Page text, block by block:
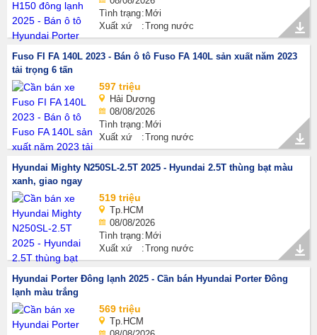
Tình trạng Mới
Xuất xứ
Trong nước
Fuso FI FA 140L 2023 - Bán ô tô Fuso FA 140L sản xuất năm 2023
tải trọng 6 tấn
597 triệu
Hải Dương
08/08/2026
Tình trạng Mới
Xuất xứ
Trong nước
Hyundai Mighty N250SL-2.5T 2025 - Hyundai 2.5T thùng bạt màu
xanh, giao ngay
519 triệu
Tp.HCM
08/08/2026
Tình trạng Mới
Xuất xứ
Trong nước
Hyundai Porter Đông lạnh 2025 - Cần bán Hyundai Porter Đông
lạnh màu trắng
569 triệu
Tp.HCM